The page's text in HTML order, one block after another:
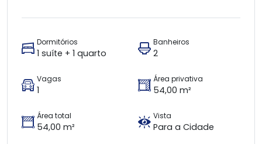
Dormitórios
1 suíte + 1 quarto
Banheiros
2
Vagas
1
Área privativa
54,00 m²
Área total
54,00 m²
Vista
Para a Cidade